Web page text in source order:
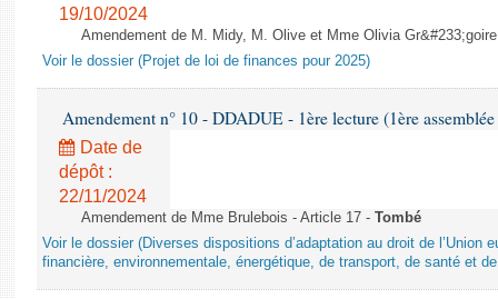
19/10/2024
Amendement de M. Midy, M. Olive et Mme Olivia
Voir le dossier (Projet de loi de finances pour 2025)
Amendement n° 10 - DDADUE - 1ère lecture (1ère
Date de
dépôt :
22/11/2024
Amendement de Mme Brulebois - Article 17 - Tombé
Voir le dossier (Diverses dispositions d’adaptation au droit de l’Union
financière, environnementale, énergétique, de transport, de santé et